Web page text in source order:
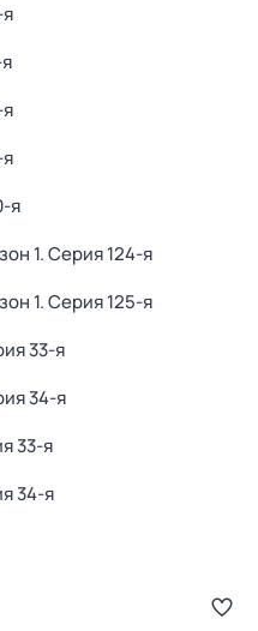
я
1. Серия 124-я
1. Серия 125-я
33-я
34-я
33-я
34-я